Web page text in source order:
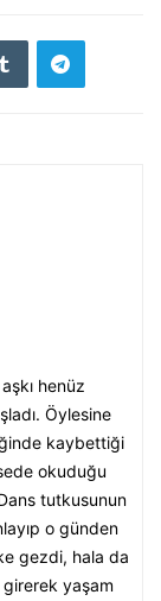
henüz
Öylesine
kaybettiği
okuduğu
tutkusunun
o günden
gezdi, hala da
yaşam